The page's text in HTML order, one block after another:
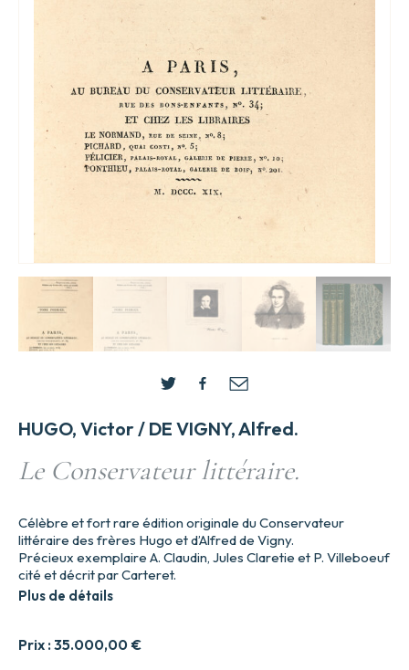
HUGO, Victor / DE VIGNY, Alfred.
Le Conservateur littéraire.
Prix :35.000,00 €
Célèbre et fort rare édition originale du Conservateur
littéraire des frères Hugo et d’Alfred de Vigny.
Précieux exemplaire A. Claudin, Jules Claretie et P. Villeboeuf
cité et décrit par Carteret.
Plus de détails